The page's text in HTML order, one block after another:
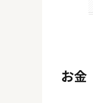
お金